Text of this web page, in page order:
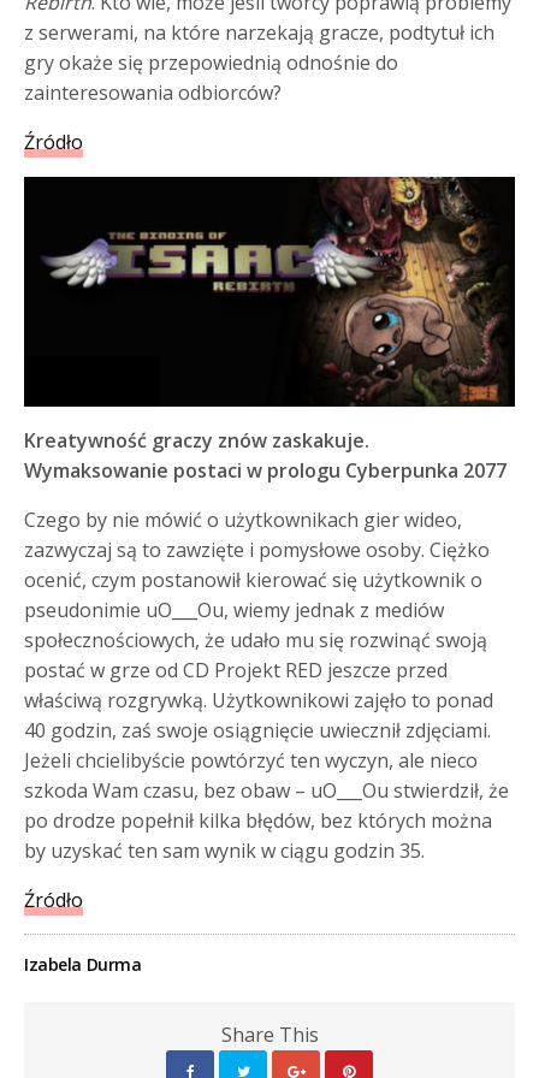
z serwerami, na które narzekają gracze, podtytuł ich
gry okaże się przepowiednią odnośnie do
zainteresowania odbiorców?
Źródło
Kreatywność graczy znów zaskakuje.
Wymaksowanie postaci w prologu Cyberpunka 2077
Czego by nie mówić o użytkownikach gier wideo,
zazwyczaj są to zawzięte i pomysłowe osoby. Ciężko
ocenić, czym postanowił kierować się użytkownik o
pseudonimie uO___Ou, wiemy jednak z mediów
społecznościowych, że udało mu się rozwinąć swoją
postać w grze od CD Projekt RED jeszcze przed
właściwą rozgrywką. Użytkownikowi zajęło to ponad
40 godzin, zaś swoje osiągnięcie uwiecznił zdjęciami.
Jeżeli chcielibyście powtórzyć ten wyczyn, ale nieco
szkoda Wam czasu, bez obaw – uO___Ou stwierdził, że
po drodze popełnił kilka błędów, bez których można
by uzyskać ten sam wynik w ciągu godzin 35.
Źródło
Izabela Durma
Share This